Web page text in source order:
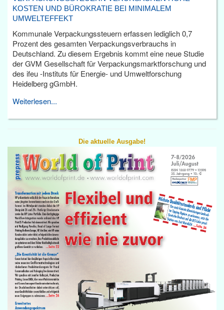
KOSTEN UND BÜROKRATIE BEI MINIMALEM
UMWELTEFFEKT
Kommunale Verpackungssteuern erfassen lediglich 0,7
Prozent des gesamten Verpackungsverbrauchs in
Deutschland. Zu diesem Ergebnis kommt eine neue Studie
der GVM Gesellschaft für Verpackungsmarktforschung und
des ifeu -Instituts für Energie- und Umweltforschung
Heidelberg gGmbH.
Weiterlesen...
Die aktuelle Ausgabe!